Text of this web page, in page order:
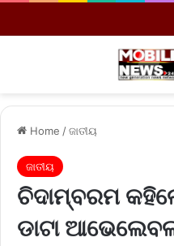
Home /ଜାତୀୟ
ଜାତୀୟ
ଚିଦାମ୍ବରମ
ଡାଟା